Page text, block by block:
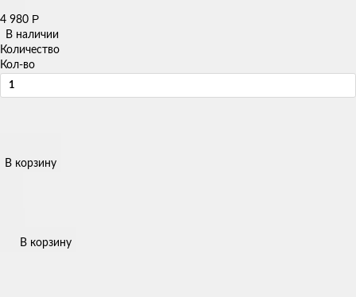
4 980 Р
В наличии
Количество
Кол-во
В корзину
В корзину